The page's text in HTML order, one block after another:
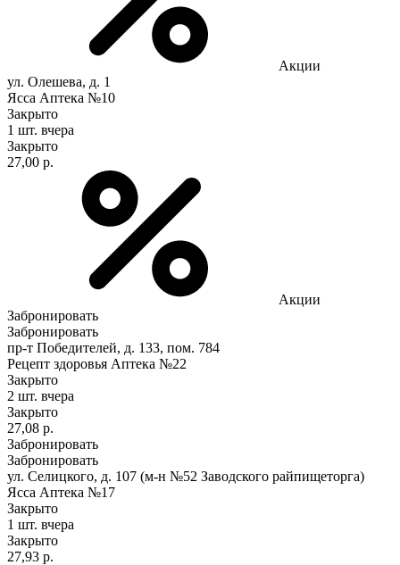
Акции
ул. Олешева, д. 1
Ясса Аптека №10
Закрыто
1 шт. вчера
Закрыто
27,00 р.
Акции
Забронировать
Забронировать
пр-т Победителей, д. 133, пом. 784
Рецепт здоровья Аптека №22
Закрыто
2 шт. вчера
Закрыто
27,08 р.
Забронировать
Забронировать
ул. Селицкого, д. 107 (м-н №52 Заводского райпищеторга)
Ясса Аптека №17
Закрыто
1 шт. вчера
Закрыто
27,93 р.